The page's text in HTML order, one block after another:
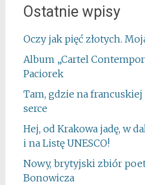
Ostatnie wpisy
Oczy jak pięć złotych.
Album „Cartel
Paciorek
Tam, gdzie na
serce
Hej, od Krakowa jadę, w
i na Listę UNESCO!
Nowy, brytyjski zbiór
Bonowicza